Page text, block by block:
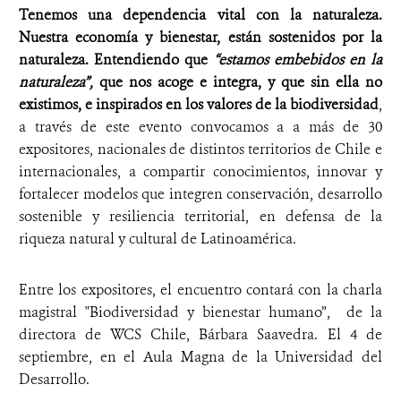
Tenemos una dependencia vital con la naturaleza.
Nuestra economía y bienestar, están sostenidos por la
naturaleza.Entendiendo que “estamos embebidos en la
naturaleza”, que nos acoge e integra, y que sin ella no
existimos, e inspirados en los valores de la biodiversidad,
a través de este evento convocamos a a más de 30
expositores, nacionales de distintos territorios de Chile e
internacionales, a compartir conocimientos, innovar y
fortalecer modelos que integren conservación, desarrollo
sostenible y resiliencia territorial, en defensa de la
riqueza natural y cultural de Latinoamérica.
Entre los expositores, el encuentro contará con la charla
magistral "Biodiversidad y bienestar humano”, de la
directora de WCS Chile, Bárbara Saavedra. El 4 de
septiembre, en el Aula Magna de la Universidad del
Desarrollo.